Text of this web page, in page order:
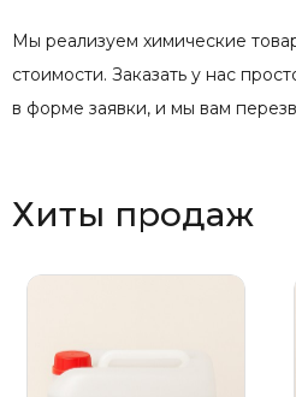
Мы реализуем химические
стоимости. Заказать у нас
в форме заявки, и мы вам
Хиты продаж